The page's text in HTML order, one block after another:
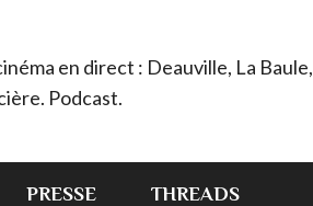
en direct : Deauville, La Baule,
Podcast.
PRESSE THREADS